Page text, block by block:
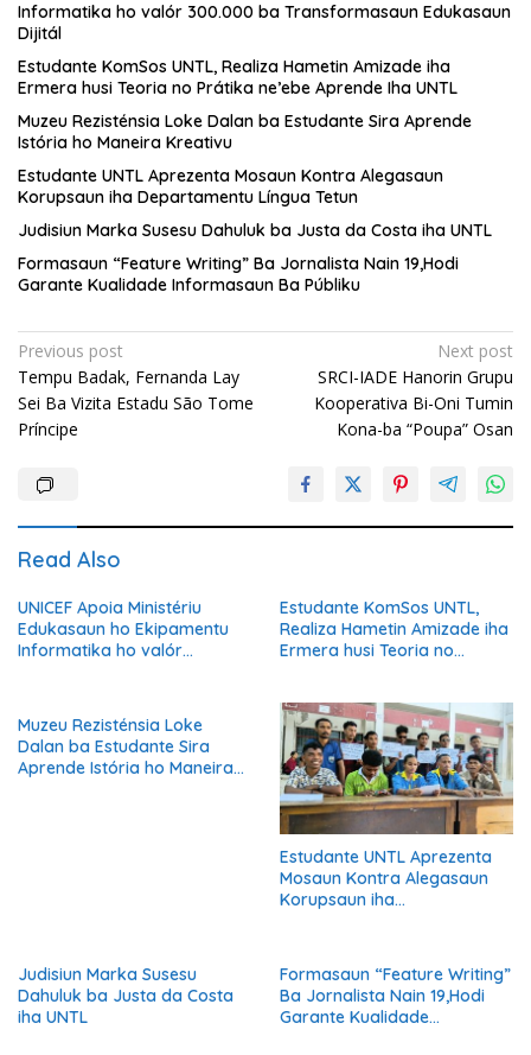
Informatika ho valór 300.000 ba Transformasaun Edukasaun
Dijitál
Estudante KomSos UNTL, Realiza Hametin Amizade iha
Ermera husi Teoria no Prátika ne’ebe Aprende Iha UNTL
Muzeu Rezisténsia Loke Dalan ba Estudante Sira Aprende
Istória ho Maneira Kreativu
Estudante UNTL Aprezenta Mosaun Kontra Alegasaun
Korupsaun iha Departamentu Língua Tetun
Judisiun Marka Susesu Dahuluk ba Justa da Costa iha UNTL
Formasaun “Feature Writing” Ba Jornalista Nain 19,Hodi
Garante Kualidade Informasaun Ba Públiku
Post
navigation
Previous post
Tempu Badak, Fernanda Lay
Sei Ba Vizita Estadu São Tome
Príncipe
Next post
SRCI-IADE Hanorin Grupu
Kooperativa Bi-Oni Tumin
Kona-ba “Poupa” Osan
Read Also
UNICEF Apoia Ministériu
Edukasaun ho Ekipamentu
Informatika ho valór
Estudante KomSos UNTL,
Realiza Hametin Amizade iha
Ermera husi Teoria no
Muzeu Rezisténsia Loke
Dalan ba Estudante Sira
Aprende Istória ho Maneira
Estudante UNTL Aprezenta
Mosaun Kontra Alegasaun
Korupsaun iha
Judisiun Marka Susesu
Dahuluk ba Justa da Costa
iha UNTL
Formasaun “Feature Writing”
Ba Jornalista Nain 19,Hodi
Garante Kualidade